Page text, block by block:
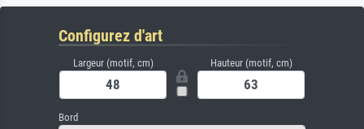
Configurez d'art
Largeur (motif, cm) Hauteur (motif, cm)
Bord